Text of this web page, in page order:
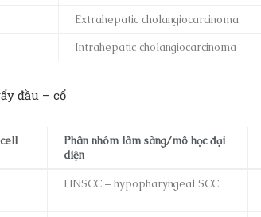
Extrahepatic cholangiocarcinoma
Intrahepatic cholangiocarcinoma
đầu – cổ
Phân nhóm lâm sàng/mô học đại
diện
HNSCC – hypopharyngeal SCC